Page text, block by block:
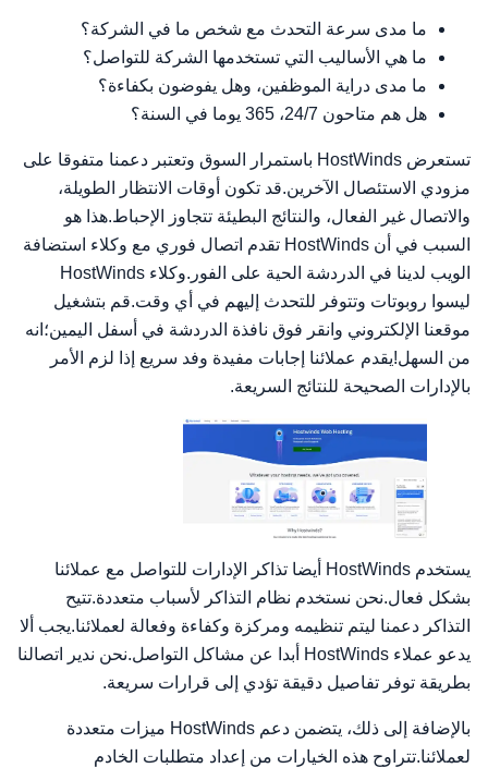
ما مدى سرعة التحدث مع شخص ما في الشركة؟
ما هي الأساليب التي تستخدمها الشركة للتواصل؟
ما مدى دراية الموظفين، وهل يفوضون بكفاءة؟
هل هم متاحون 24/7، 365 يوما في السنة؟
تستعرض HostWinds باستمرار السوق وتعتبر دعمنا متفوقا على
مزودي الاستئصال الآخرين.قد تكون أوقات الانتظار الطويلة،
والاتصال غير الفعال، والنتائج البطيئة تتجاوز الإحباط.هذا هو
السبب في أن HostWinds تقدم اتصال فوري مع وكلاء استضافة
الويب لدينا في الدردشة الحية على الفور.وكلاء HostWinds
ليسوا روبوتات وتتوفر للتحدث إليهم في أي وقت.قم بتشغيل
موقعنا الإلكتروني وانقر فوق نافذة الدردشة في أسفل اليمين؛انه
من السهل!يقدم عملائنا إجابات مفيدة وفد سريع إذا لزم الأمر
بالإدارات الصحيحة للنتائج السريعة.
يستخدم HostWinds أيضا تذاكر الإدارات للتواصل مع عملائنا
بشكل فعال.نحن نستخدم نظام التذاكر لأسباب متعددة.تتيح
التذاكر دعمنا ليتم تنظيمه ومركزة وكفاءة وفعالة لعملائنا.يجب ألا
يدعو عملاء HostWinds أبدا عن مشاكل التواصل.نحن ندير اتصالنا
بطريقة توفر تفاصيل دقيقة تؤدي إلى قرارات سريعة.
بالإضافة إلى ذلك، يتضمن دعم HostWinds ميزات متعددة
لعملائنا.تتراوح هذه الخيارات من إعداد متطلبات الخادم